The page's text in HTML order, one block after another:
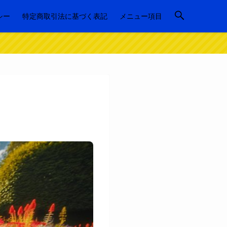
ー 特定商取引法に基づく表記 メニュー項目